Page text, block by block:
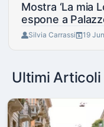
Mostra ‘La mia
espone a
Silvia Carrassi 19
Ultimi Articoli